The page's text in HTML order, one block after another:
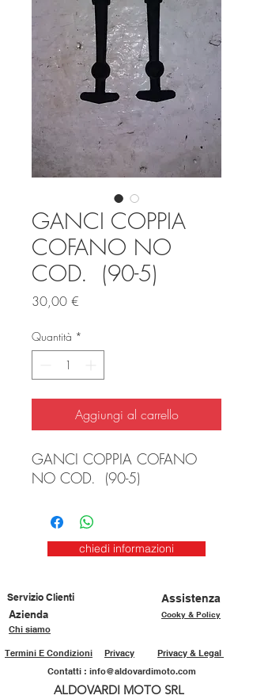
GANCI COPPIA
COFANO NO
COD. (90-5)
30,00 €
Quantità *
Aggiungi al carrello
GANCI COPPIA COFANO
NO COD. (90-5)
chiedi informazioni
Servizio Clienti
Assistenza
Azienda
Cooky & Policy
Chi siamo
Privacy & Legal
Privacy
Termini E Condizioni
Contatti : info@aldovardimoto.com
ALDOVARDI MOTO SRL